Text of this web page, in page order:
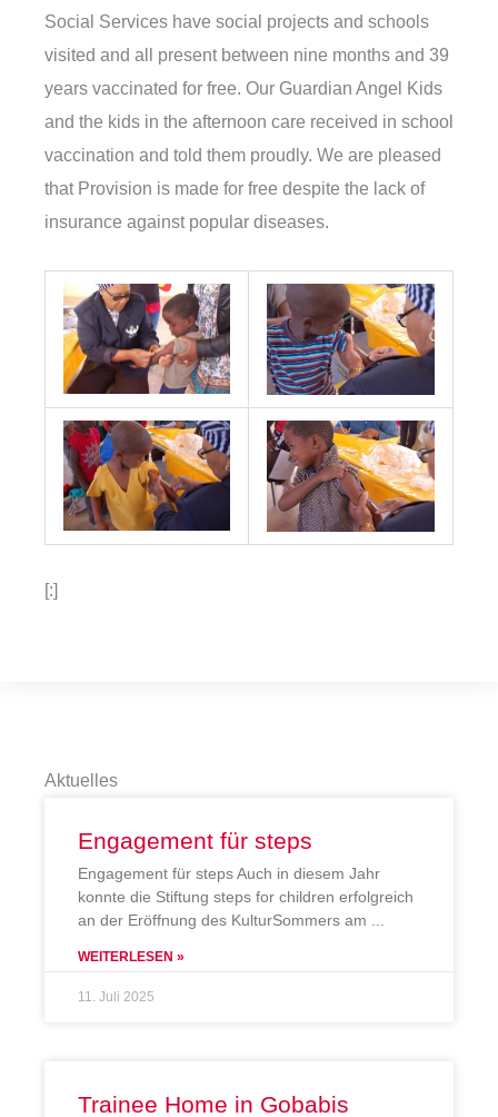
Social Services have social projects and schools
visited and all present between nine months and 39
years vaccinated for free. Our Guardian Angel Kids
and the kids in the afternoon care received in school
vaccination and told them proudly. We are pleased
that Provision is made for free despite the lack of
insurance against popular diseases.
[:]
Aktuelles
Engagement für steps
Engagement für steps Auch in diesem Jahr
konnte die Stiftung steps for children erfolgreich
an der Eröffnung des KulturSommers am
WEITERLESEN »
11. Juli 2025
Trainee Home in Gobabis